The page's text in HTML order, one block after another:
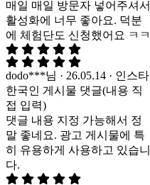
(게
시
물
에
맞
는
댓
글
로
랜
유
매일 매일 방문자 넣어주셔서
활성화에 너무 좋아요. 덕분
에 체험단도 신청했어요 ㅋㅋ
dodo***님 · 26.05.14 · 인스타
한국인 게시물 댓글(내용 직
접 입력)
댓글 내용 지정 가능해서 정
말 좋네요. 광고 게시물에 특
히 유용하게 사용하고 있습니
다.